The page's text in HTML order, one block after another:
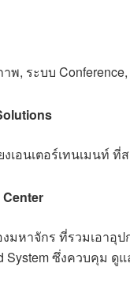
พ, ระบบ
เอนเตอร์เทนเมนท์
มหาจักร ที่รวมเอาอุ
System ซึ่งควบคุม